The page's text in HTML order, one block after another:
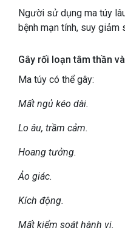
Người sử dụng ma túy
bệnh mạn tính, suy giảm
Gây rối loạn tâm thần
Ma túy có thể gây:
Mất ngủ kéo dài.
Lo âu, trầm cảm.
Hoang tưởng.
Ảo giác.
Kích động.
Mất kiểm soát hành vi.